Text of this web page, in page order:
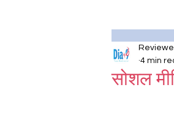
सोशल
4 min